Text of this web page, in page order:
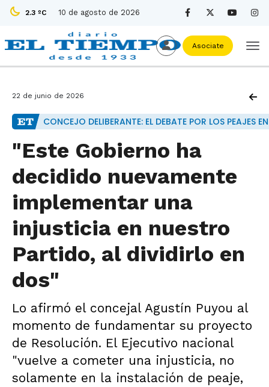
2.3 ºC 10 de agosto de 2026
Asociate
22 de junio de 2026
CONCEJO DELIBERANTE: EL DEBATE POR LOS PEAJES
"Este Gobierno ha
decidido nuevamente
implementar una
injusticia en nuestro
Partido, al dividirlo en
dos"
Lo afirmó el concejal Agustín Puyou al
momento de fundamentar su proyecto
de Resolución. El Ejecutivo nacional
"vuelve a cometer una injusticia, no
solamente en la instalación de peaje,